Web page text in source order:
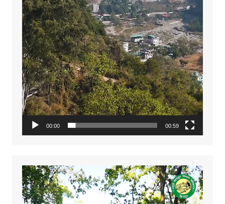
00:00 00:59
Video
Player